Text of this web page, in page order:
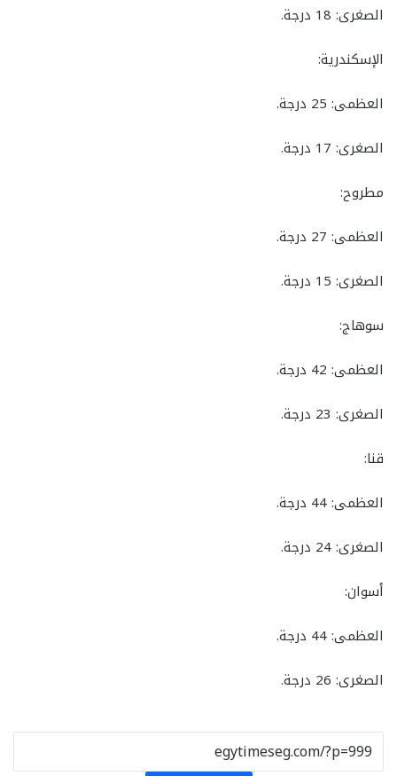
​الصغرى: 18 درجة.
​الإسكندرية:
​العظمى: 25 درجة.
​الصغرى: 17 درجة.
​مطروح:
​العظمى: 27 درجة.
​الصغرى: 15 درجة.
​سوهاج:
​العظمى: 42 درجة.
​الصغرى: 23 درجة.
​قنا:
​العظمى: 44 درجة.
​الصغرى: 24 درجة.
​أسوان:
​العظمى: 44 درجة.
​الصغرى: 26 درجة.